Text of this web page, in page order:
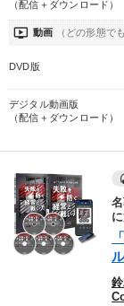
（配信＋ダウンロード）
ondemand_video 動画 （どの形態で
DVD版
デジタル動画版
（配信＋ダウンロード）